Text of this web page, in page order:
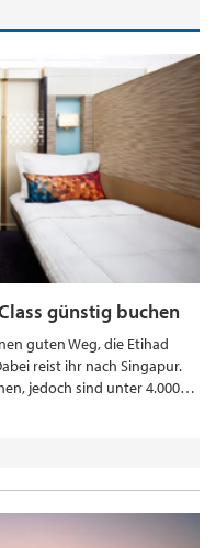
günstig buchen
guten Weg, die Etihad
reist ihr nach Singapur.
jedoch sind unter 4.000…